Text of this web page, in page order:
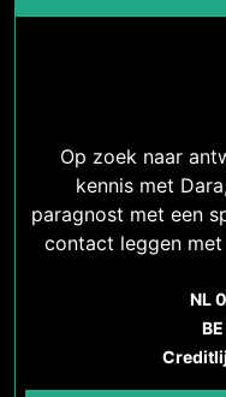
Op zoek naar
kennis met
paragnost met een
contact leggen
antwoorden, rust
veilige
NL